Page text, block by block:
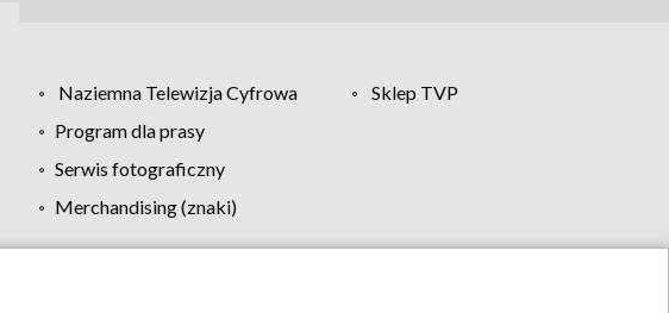
Naziemna Telewizja Cyfrowa
Sklep TVP
Program dla prasy
Serwis fotograficzny
Merchandising (znaki)